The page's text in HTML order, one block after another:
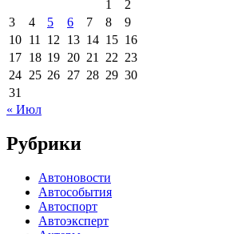
1
2
3
4 5 6 7 8
9
10 11 12 13 14 15 16
17 18 19 20 21 22 23
24 25 26 27 28 29 30
31
« Июл
Рубрики
Автоновости
Автособытия
Автоспорт
Автоэксперт